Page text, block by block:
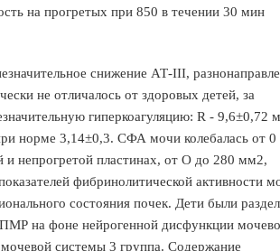
на прогретых при 850 в течении 30 мин
снижение АТ-III,
не отличалось от здоровых детей, за
гиперкоагуляцию: R - 9,6±0,72
норме 3,14±0,3. СФА мочи колебалась от 0
и непрогретой пластинах, от О до 280 мм2,
фибринолитической активности
состояния почек. Дети были
на фоне нейрогенной дисфункции
системы 3 группа. Содержание